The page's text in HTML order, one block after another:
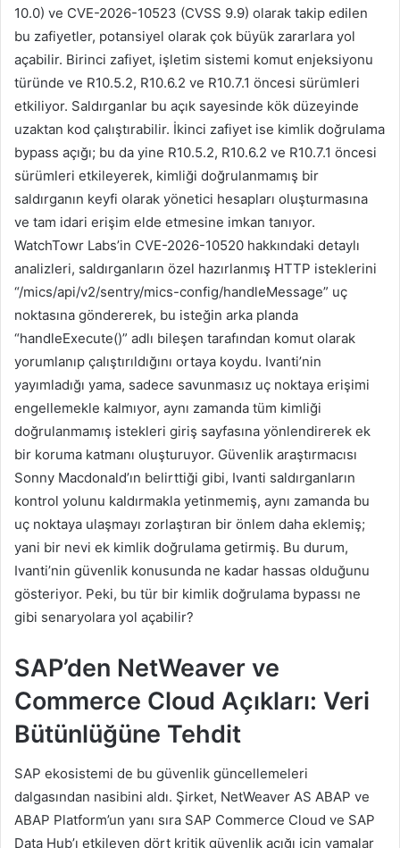
10.0) ve CVE-2026-10523 (CVSS 9.9) olarak takip edilen
bu zafiyetler, potansiyel olarak çok büyük zararlara yol
açabilir. Birinci zafiyet, işletim sistemi komut enjeksiyonu
türünde ve R10.5.2, R10.6.2 ve R10.7.1 öncesi sürümleri
etkiliyor. Saldırganlar bu açık sayesinde kök düzeyinde
uzaktan kod çalıştırabilir. İkinci zafiyet ise kimlik doğrulama
bypass açığı; bu da yine R10.5.2, R10.6.2 ve R10.7.1 öncesi
sürümleri etkileyerek, kimliği doğrulanmamış bir
saldırganın keyfi olarak yönetici hesapları oluşturmasına
ve tam idari erişim elde etmesine imkan tanıyor.
WatchTowr Labs’in CVE-2026-10520 hakkındaki detaylı
analizleri, saldırganların özel hazırlanmış HTTP isteklerini
“/mics/api/v2/sentry/mics-config/handleMessage” uç
noktasına göndererek, bu isteğin arka planda
“handleExecute()” adlı bileşen tarafından komut olarak
yorumlanıp çalıştırıldığını ortaya koydu. Ivanti’nin
yayımladığı yama, sadece savunmasız uç noktaya erişimi
engellemekle kalmıyor, aynı zamanda tüm kimliği
doğrulanmamış istekleri giriş sayfasına yönlendirerek ek
bir koruma katmanı oluşturuyor. Güvenlik araştırmacısı
Sonny Macdonald’ın belirttiği gibi, Ivanti saldırganların
kontrol yolunu kaldırmakla yetinmemiş, aynı zamanda bu
uç noktaya ulaşmayı zorlaştıran bir önlem daha eklemiş;
yani bir nevi ek kimlik doğrulama getirmiş. Bu durum,
Ivanti’nin güvenlik konusunda ne kadar hassas olduğunu
gösteriyor. Peki, bu tür bir kimlik doğrulama bypassı ne
gibi senaryolara yol açabilir?
SAP’den NetWeaver ve
Commerce Cloud Açıkları: Veri
Bütünlüğüne Tehdit
SAP ekosistemi de bu güvenlik güncellemeleri
dalgasından nasibini aldı. Şirket, NetWeaver AS ABAP ve
ABAP Platform’un yanı sıra SAP Commerce Cloud ve SAP
Data Hub’ı etkileyen dört kritik güvenlik açığı için yamalar